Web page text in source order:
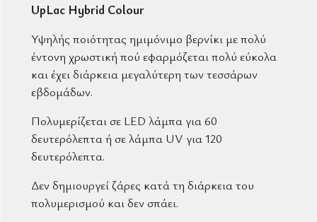
UpLac Hybrid Colour
Υψηλής ποιότητας ημιμόνιμο βερνίκι με πολύ
έντονη χρωστική πού εφαρμόζεται πολύ εύκολα
και έχει διάρκεια μεγαλύτερη των τεσσάρων
εβδομάδων.
Πολυμερίζεται σε LED λάμπα για 60
δευτερόλεπτα ή σε λάμπα UV για 120
δευτερόλεπτα.
Δεν δημιουργεί ζάρες κατά τη διάρκεια του
πολυμερισμού και δεν σπάει.